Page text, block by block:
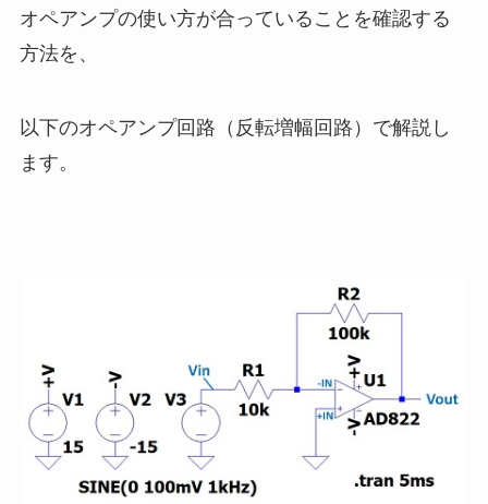
オペアンプの使い方が合っていることを確認する
方法を、
以下のオペアンプ回路（反転増幅回路）で解説し
ます。